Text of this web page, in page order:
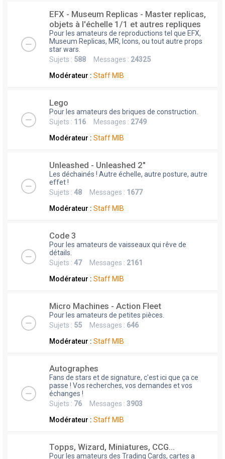
EFX - Museum Replicas - Master replicas,
objets à l'échelle 1/1 et autres repliques
Pour les amateurs de reproductions tel que EFX,
Museum Replicas, MR, Icons, ou tout autre props
star wars.
Sujets : 588 Messages : 24325
Modérateur : Staff MIB
Lego
Pour les amateurs des briques de construction.
Sujets : 116 Messages : 2749
Modérateur : Staff MIB
Unleashed - Unleashed 2"
Les déchainés ! Autre échelle, autre posture, autre
effet !
Sujets : 48 Messages : 1677
Modérateur : Staff MIB
Code 3
Pour les amateurs de vaisseaux qui rêve de
détails.
Sujets : 47Messages : 2161
Modérateur : Staff MIB
Micro Machines - Action Fleet
Pour les amateurs de petites pièces.
Sujets : 55 Messages : 646
Modérateur : Staff MIB
Autographes
Fans de stars et de signature, c'est ici que ça ce
passe ! Vos recherches, vos demandes et vos
échanges !
Sujets : 76 Messages : 3903
Modérateur : Staff MIB
Topps, Wizard, Miniatures, CCG...
Pour les amateurs des Trading Cards, cartes a